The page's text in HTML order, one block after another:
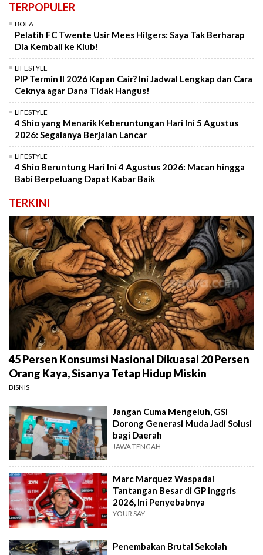
TERPOPULER
BOLA
Pelatih FC Twente Usir Mees Hilgers: Saya Tak Berharap
Dia Kembali ke Klub!
LIFESTYLE
PIP Termin II 2026 Kapan Cair? Ini Jadwal Lengkap dan Cara
Ceknya agar Dana Tidak Hangus!
LIFESTYLE
4 Shio yang Menarik Keberuntungan Hari Ini 5 Agustus
2026: Segalanya Berjalan Lancar
LIFESTYLE
4 Shio Beruntung Hari Ini 4 Agustus 2026: Macan hingga
Babi Berpeluang Dapat Kabar Baik
TERKINI
45 Persen Konsumsi Nasional Dikuasai 20 Persen
Orang Kaya, Sisanya Tetap Hidup Miskin
BISNIS
Jangan Cuma Mengeluh, GSI
Dorong Generasi Muda Jadi Solusi
bagi Daerah
JAWA TENGAH
Marc Marquez Waspadai
Tantangan Besar di GP Inggris
2026, Ini Penyebabnya
YOUR SAY
Penembakan Brutal Sekolah